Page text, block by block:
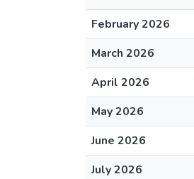
February 2026
March 2026
April 2026
May 2026
June 2026
July 2026